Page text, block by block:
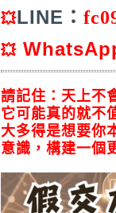
💥LINE：
💥
請記住：天上不
它可能真的就不
大多得是想要你
意識，構建一個